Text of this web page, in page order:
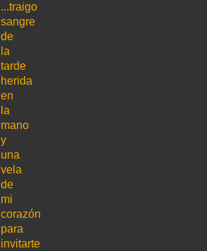
...traigo
sangre
de
la
tarde
herida
en
la
mano
y
una
vela
de
mi
corazón
para
invitarte